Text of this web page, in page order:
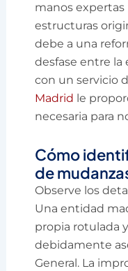
manos expertas
estructuras
debe a una
desfase entre la
con un servicio
Madrid le
necesaria para
Cómo
de
Observe los
Una entidad
propia rotulada
debidamente
General. La